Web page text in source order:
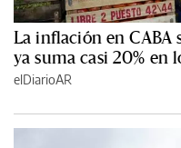
La inflación en CABA
ya suma casi 20% en
elDiarioAR